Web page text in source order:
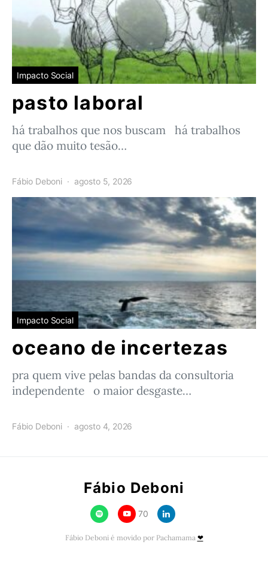
Impacto Social
pasto laboral
há trabalhos que nos buscam há trabalhos
que dão muito tesão…
Fábio Deboni agosto 5, 2026
Impacto Social
oceano de incertezas
pra quem vive pelas bandas da consultoria
independente o maior desgaste…
Fábio Deboni agosto 4, 2026
Fábio Deboni
70
Fábio Deboni é movido por Pachamama ❤